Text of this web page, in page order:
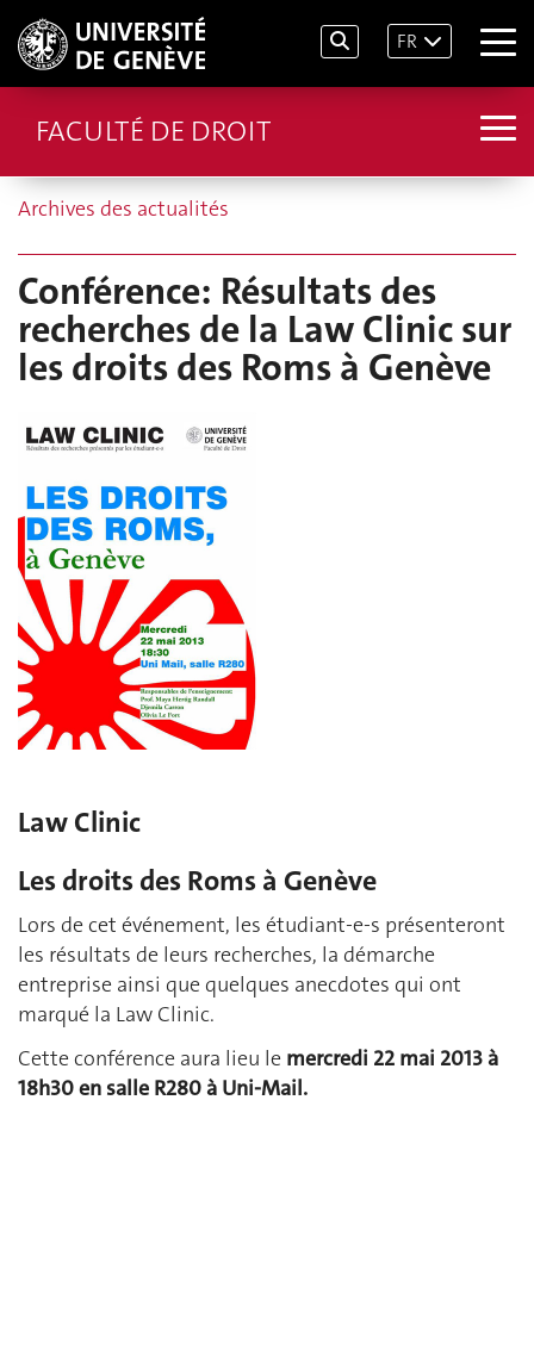
FR
FACULTÉ DE DROIT
Archives des actualités
Conférence: Résultats des
recherches de la Law Clinic sur
les droits des Roms à Genève
Law Clinic
Les droits des Roms à Genève
Lors de cet événement, les étudiant-e-s présenteront
les résultats de leurs recherches, la démarche
entreprise ainsi que quelques anecdotes qui ont
marqué la Law Clinic.
Cette conférence aura lieu le mercredi 22 mai 2013 à
18h30 en salle R280 à Uni-Mail.